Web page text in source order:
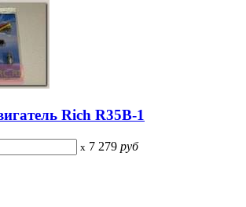
Rich R35B-1
x 7 279 руб